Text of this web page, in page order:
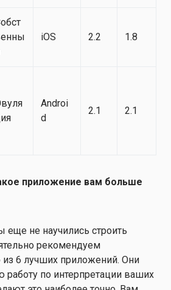
iOS 2.2 1.8
Androi
d
2.1 2.1
приложение вам больше
еще не научились строить
рекомендуем
из 6 лучших приложений. Они
работу по интерпретации ваших